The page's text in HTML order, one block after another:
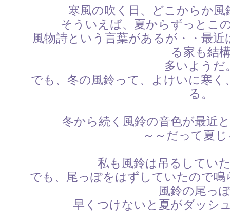
寒風の吹く日、どこからか
そういえば、夏からずっとこ
風物詩という言葉があるが・・最
る家も結
多いようだ
でも、冬の風鈴って、よけいに寒
る。
冬から続く風鈴の音色が最近
～～だって夏じ
私も風鈴は吊るしてい
でも、尾っぽをはずしていたので
風鈴の尾
早くつけないと夏がダッシ